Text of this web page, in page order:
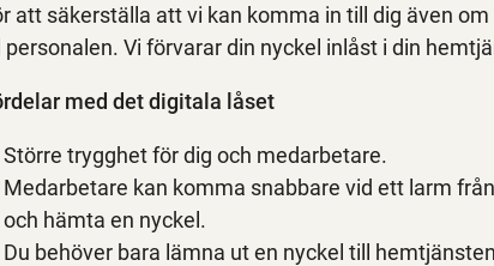
att säkerställa att vi kan komma in till dig även
personalen. Vi förvarar din nyckel inlåst i din
med det digitala låset
Större trygghet för dig och medarbetare.
Medarbetare kan komma snabbare vid ett larm
och hämta en nyckel.
Du behöver bara lämna ut en nyckel till